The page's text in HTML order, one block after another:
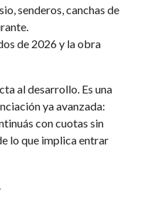
senderos, canchas de
de 2026 y la obra
al desarrollo. Es una
ya avanzada:
con cuotas sin
lo que implica entrar